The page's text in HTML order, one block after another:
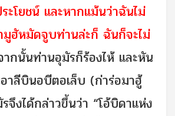
ะโยชน์ และหากแม้นว่าฉันไม่
มูฮัหมัดจูบท่านล่ะก็ ฉันก็จะไม่
กนั้นท่านอุมัรก็ร้องไห้ และหัน
าลีบินอบีตอเล็บ (ก่าร่อมาฮู้
งได้กล่าวขึ้นว่า “โอ้บิดาแห่ง